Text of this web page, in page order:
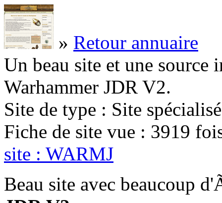
» Retour annuaire
Un beau site et une source
Warhammer JDR V2.
Site de type : Site spécialisé
Fiche de site vue : 3919
site : WARMJ
Beau site avec beaucoup